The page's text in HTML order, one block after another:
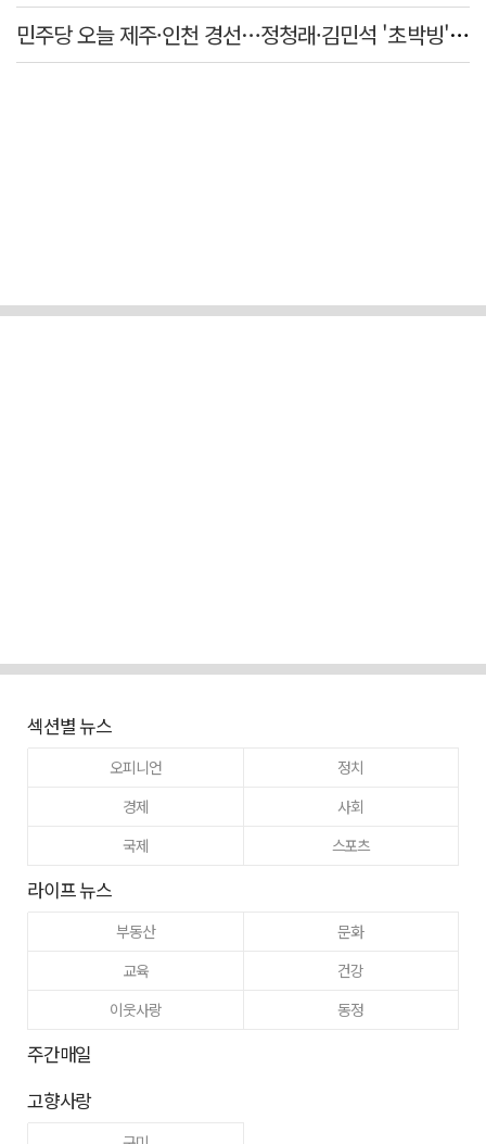
민주당 오늘 제주·인천 경선…정청래·김민석 '초박빙' 승부
섹션별 뉴스
오피니언
정치
경제
사회
국제
스포츠
라이프 뉴스
부동산
문화
교육
건강
이웃사랑
동정
주간매일
고향사랑